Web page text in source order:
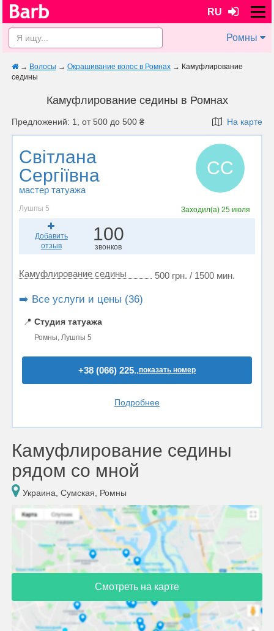
RU
Ромны
→ Волосы → Окрашивание волос в Ромнах → Камуфлирование
седины
Камуфлирование седины в Ромнах
Предложений: 1, от 500 до 500 ₴ На карте
Світлана
Сергіївна
мастер татуажа
СС
Лушпы 5 Заходил(а)25 июля
Добавить
отзыв
100
звонков
Камуфлирование седины 500 грн. / 1500 мин.
➡️ Все услуги и цены (36)
📍 Студия татуажа
Ромны, Лушпы 5
+38 (066) 225..показать номер
Подробнее
Камуфлирование седины
рядом со мной
Украина, Сумская, Ромны
Смотреть на карте